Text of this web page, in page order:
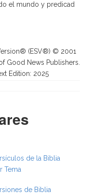
el mundo y predicad
(ESV®) © 2001
Good News Publishers.
Edition: 2025
de la Biblia
Tema
de Biblia